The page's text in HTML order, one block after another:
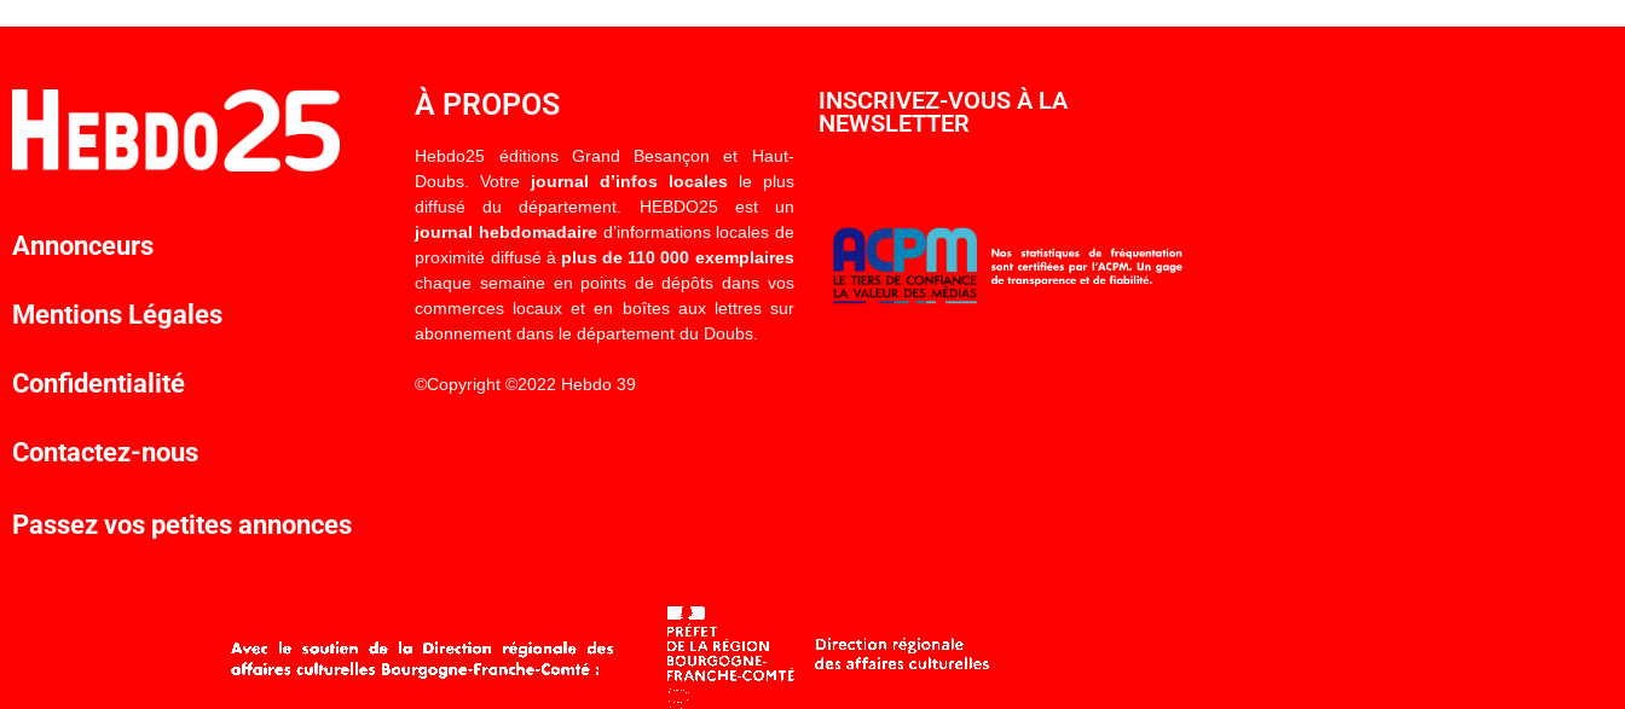
Annonceurs
Mentions Légales
Confidentialité
Contactez-nous
Passez vos petites annonces
À PROPOS
Hebdo25 éditions Grand Besançon et Haut-
Doubs. Votre journal d’infos localesle plus
diffusé du département. HEBDO25 est un
journal hebdomadaired’informations locales de
proximité diffusé à plus de 110 000 exemplaires
chaque semaine en points de dépôts dans vos
commerces locaux et en boîtes aux lettres sur
abonnement dans le département du Doubs.
©Copyright ©2022 Hebdo 39
INSCRIVEZ-VOUS À LA
NEWSLETTER